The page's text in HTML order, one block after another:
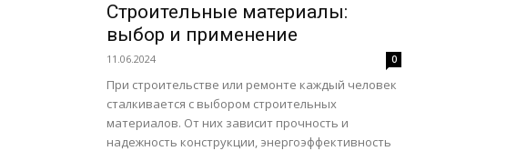
Строительные материалы:
выбор и применение
11.06.2024 0
При строительстве или ремонте каждый человек
сталкивается с выбором строительных
материалов. От них зависит прочность и
надежность конструкции, энергоэффективность